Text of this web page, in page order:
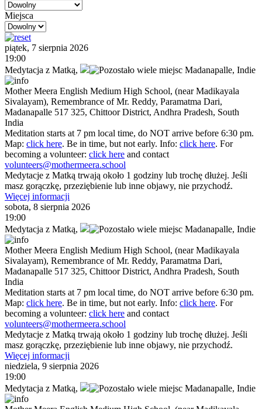
Miejsca
piątek, 7 sierpnia 2026
19:00
Medytacja z Matką, Madanapalle, Indie
Mother Meera English Medium High School, (near Madikayala
Sivalayam), Remembrance of Mr. Reddy, Paramatma Dari,
Madanapalle 517 325, Chittoor District, Andhra Pradesh, South
India
Meditation starts at 7 pm local time, do NOT arrive before 6:30 pm.
Map: click here. Be in time, but not early. Info: click here. For
becoming a volunteer: click here and contact
volunteers@mothermeera.school
Medytacje z Matką trwają około 1 godziny lub trochę dłużej. Jeśli
masz gorączkę, przeziębienie lub inne objawy, nie przychodź.
Więcej informacji
sobota, 8 sierpnia 2026
19:00
Medytacja z Matką, Madanapalle, Indie
Mother Meera English Medium High School, (near Madikayala
Sivalayam), Remembrance of Mr. Reddy, Paramatma Dari,
Madanapalle 517 325, Chittoor District, Andhra Pradesh, South
India
Meditation starts at 7 pm local time, do NOT arrive before 6:30 pm.
Map: click here. Be in time, but not early. Info: click here. For
becoming a volunteer: click here and contact
volunteers@mothermeera.school
Medytacje z Matką trwają około 1 godziny lub trochę dłużej. Jeśli
masz gorączkę, przeziębienie lub inne objawy, nie przychodź.
Więcej informacji
niedziela, 9 sierpnia 2026
19:00
Medytacja z Matką, Madanapalle, Indie